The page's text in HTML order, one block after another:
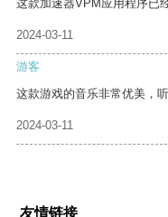
这款加速器VPM应用程序已
2024-03-11
游客
这款游戏的音乐非常优美，
2024-03-11
友情链接